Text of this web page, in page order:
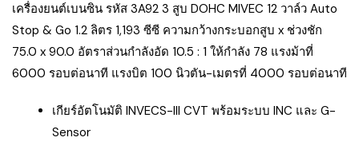
เครื่องยนต์เบนซิน รหัส 3A92 3 สูบ DOHC MIVEC 12 วาล์ว Auto
Stop & Go 1.2 ลิตร 1,193 ซีซี ความกว้างกระบอกสูบ x ช่วงชัก
75.0 x 90.0 อัตราส่วนกำลังอัด 10.5 : 1 ให้กำลัง 78 แรงม้าที่
6000 รอบต่อนาที แรงบิต 100 นิวตัน-เมตรที่ 4000 รอบต่อนาที
เกียร์อัตโนมัติ INVECS-III CVT พร้อมระบบ INC และ G-
Sensor